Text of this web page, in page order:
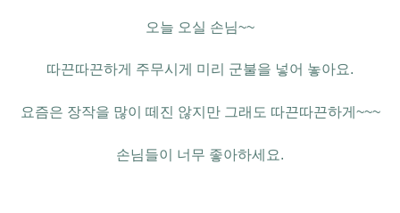
오늘 오실 손님~~
따끈따끈하게 주무시게 미리 군불을 넣어 놓아요.
요즘은 장작을 많이 떼진 않지만 그래도 따끈따끈하게 ~~~
손님들이 너무 좋아하세요.